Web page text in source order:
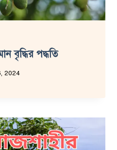
বৃদ্ধির পদ্ধতি
2024